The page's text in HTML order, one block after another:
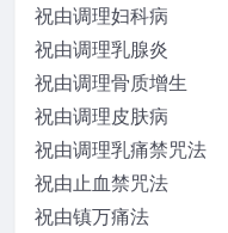
祝由调理妇科病
祝由调理乳腺炎
祝由调理骨质增生
祝由调理皮肤病
祝由调理乳痛禁咒法
祝由止血禁咒法
祝由镇万痛法